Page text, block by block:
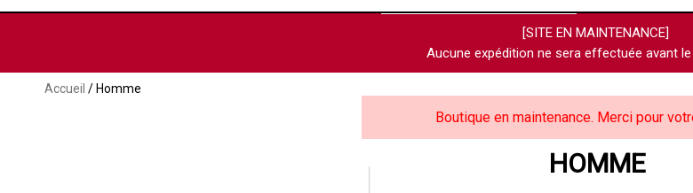
[SITE EN MAINTENANCE]
Aucune expédition ne sera effectuée avant
Accueil / Homme
Boutique en maintenance. Merci pour
HOMME